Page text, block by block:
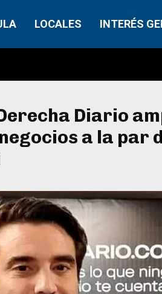
LOCALES INTERÉS
Diario
a la par